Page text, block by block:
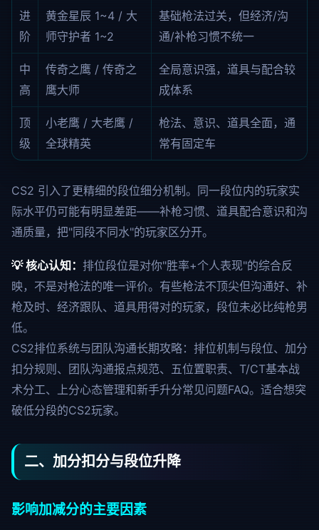
进
阶
黄金星辰 1~4 / 大
师守护者 1~2
基础枪法过关，但经济/沟
通/补枪习惯不统一
中
高
传奇之鹰 / 传奇之
鹰大师
全局意识强，道具与配合较
成体系
顶
级
小老鹰 / 大老鹰 /
全球精英
枪法、意识、道具全面，通
常有固定车
CS2 引入了更精细的段位细分机制。同一段位内的玩家实
际水平仍可能有明显差距——补枪习惯、道具配合意识和沟
通质量，把"同段不同水"的玩家区分开。
💡 核心认知： 排位段位是对你"胜率+个人表现"的综合反
映，不是对枪法的唯一评价。有些枪法不顶尖但沟通好、补
枪及时、经济跟队、道具用得对的玩家，段位未必比纯枪男
低。
CS2排位系统与团队沟通长期攻略：排位机制与段位、加分
扣分规则、团队沟通报点规范、五位置职责、T/CT基本战
术分工、上分心态管理和新手升分常见问题FAQ。适合想突
破低分段的CS2玩家。
二、加分扣分与段位升降
影响加减分的主要因素